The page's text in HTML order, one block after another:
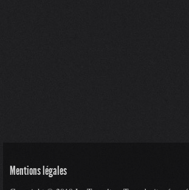
Mentions légales